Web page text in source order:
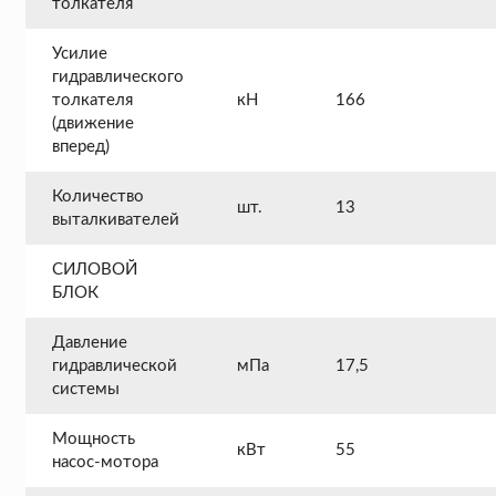
толкателя
Усилие
гидравлического
толкателя
(движение
вперед)
кН 166
Количество
выталкивателей
шт. 13
СИЛОВОЙ
БЛОК
Давление
гидравлической
системы
мПа 17,5
Мощность
насос-мотора
кВт 55